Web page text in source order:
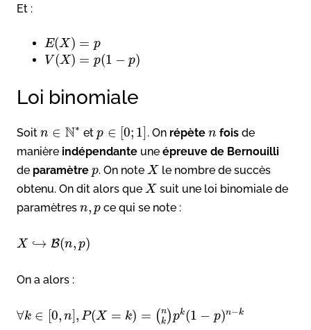
Et :
E(X) = p
V(X) = p(1 − p)
Loi binomiale
Soit n ∈ N∗ etp ∈ [0; 1 . On répète n fois de
manière indépendante une épreuve de Bernouilli
de paramètre p. On note Xle nombre de succès
obtenu. On dit alors que Xsuit une loi binomiale de
paramètres n, p ce qui se note :
X ↪ B(n, p)
On a alors :
∀k ∈ 0, n , P(X = k) = ( n
k )pk(1 − p)n−k